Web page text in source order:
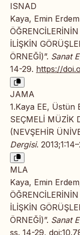
ISNAD
Kaya, Emin
İLİŞKİN
ÖRNEĞİ)”. Sanat
14-29. https://
JAMA
1.Kaya EE, Üstün
SEÇMELİ MÜZİK
(NEVŞEHİR
Dergisi.
MLA
Kaya, Emin
İLİŞKİN
ÖRNEĞİ)”. Sanat
ss. 14-29,